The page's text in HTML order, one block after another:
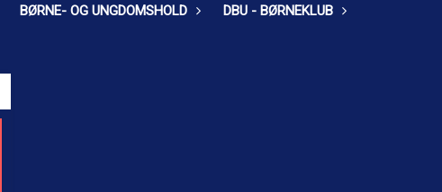
BØRNE- OG UNGDOMSHOLD DBU - BØRNEKLUB